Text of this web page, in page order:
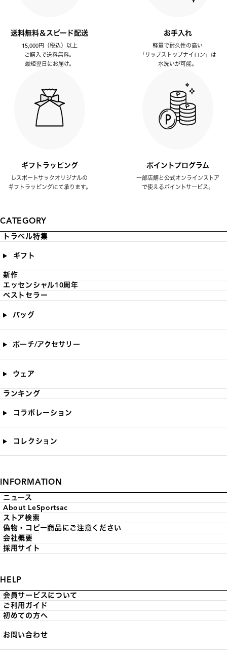
送料無料＆スピード配送
15,000円（税込）以上
ご購入で送料無料。
最短翌日にお届け。
お手入れ
軽量で耐久性の高い
「リップストップナイロン」は
水洗いが可能。
ギフトラッピング
レスポートサックオリジナルの
ギフトラッピングにて承ります。
ポイントプログラム
一部店舗と公式オンラインストア
で使えるポイントサービス。
CATEGORY
トラベル特集
ギフト
新作
エッセンシャル10周年
ベストセラー
バッグ
ポーチ/アクセサリー
ウェア
ランキング
コラボレーション
コレクション
INFORMATION
ニュース
About LeSportsac
ストア検索
偽物・コピー商品にご注意ください
会社概要
採用サイト
HELP
会員サービスについて
ご利用ガイド
初めての方へ
お問い合わせ